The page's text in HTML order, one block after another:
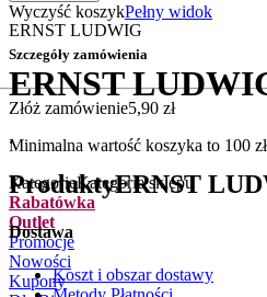
Wyczyść koszykPełny widok
Szczegóły zamówienia
Złóż zamówienie5,90 zł
Minimalna wartość koszyka to 100 zł
KategorieKategorie sklepu
Rabatówka
Outlet
Promocje
Nowości
Kupony
ERNST LUDWIG
ERNST
.
ProduktyERNST
Dostawa
Koszt i obszar dostawy